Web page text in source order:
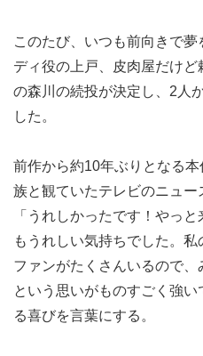
このたび、いつも前向きで夢
ディ役の上戸、皮肉屋だけ
の森川の続投が決定し、2人
した。
前作から約10年ぶりとなる
族と観ていたテレビのニュー
「うれしかったです！やっ
もうれしい気持ちでした。
ファンがたくさんいるので
という思いがものすごく強
る喜びを言葉にする。